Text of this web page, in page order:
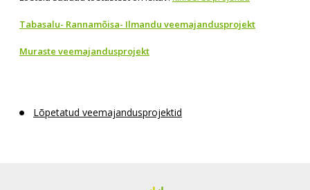
Tabasalu- Rannamõisa- Ilmandu veemajandusprojekt
Muraste veemajandusprojekt
Lõpetatud veemajandusprojektid